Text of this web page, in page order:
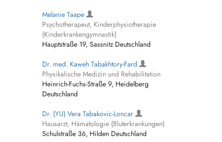
Melanie Taape
Psychotherapeut, Kinderphysiotherapie
(Kinderkrankengymnastik)
Hauptstraße 19, Sassnitz Deutschland
Dr. med. Kaweh Tabakhtory-Fard
Physikalische Medizin und Rehabilitation
Heinrich-Fuchs-Straße 9, Heidelberg
Deutschland
Dr. (YU) Vera Tabakovic-Loncar
Hausarzt, Hämatologie (Bluterkrankungen)
Schulstraße 36, Hilden Deutschland